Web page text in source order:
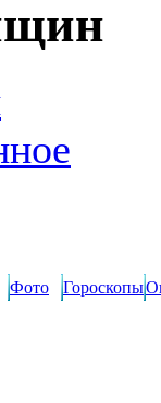
Фото Гороскопы